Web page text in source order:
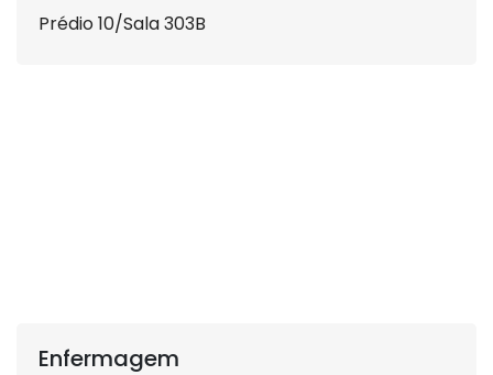
Prédio 10/Sala 303B
Enfermagem